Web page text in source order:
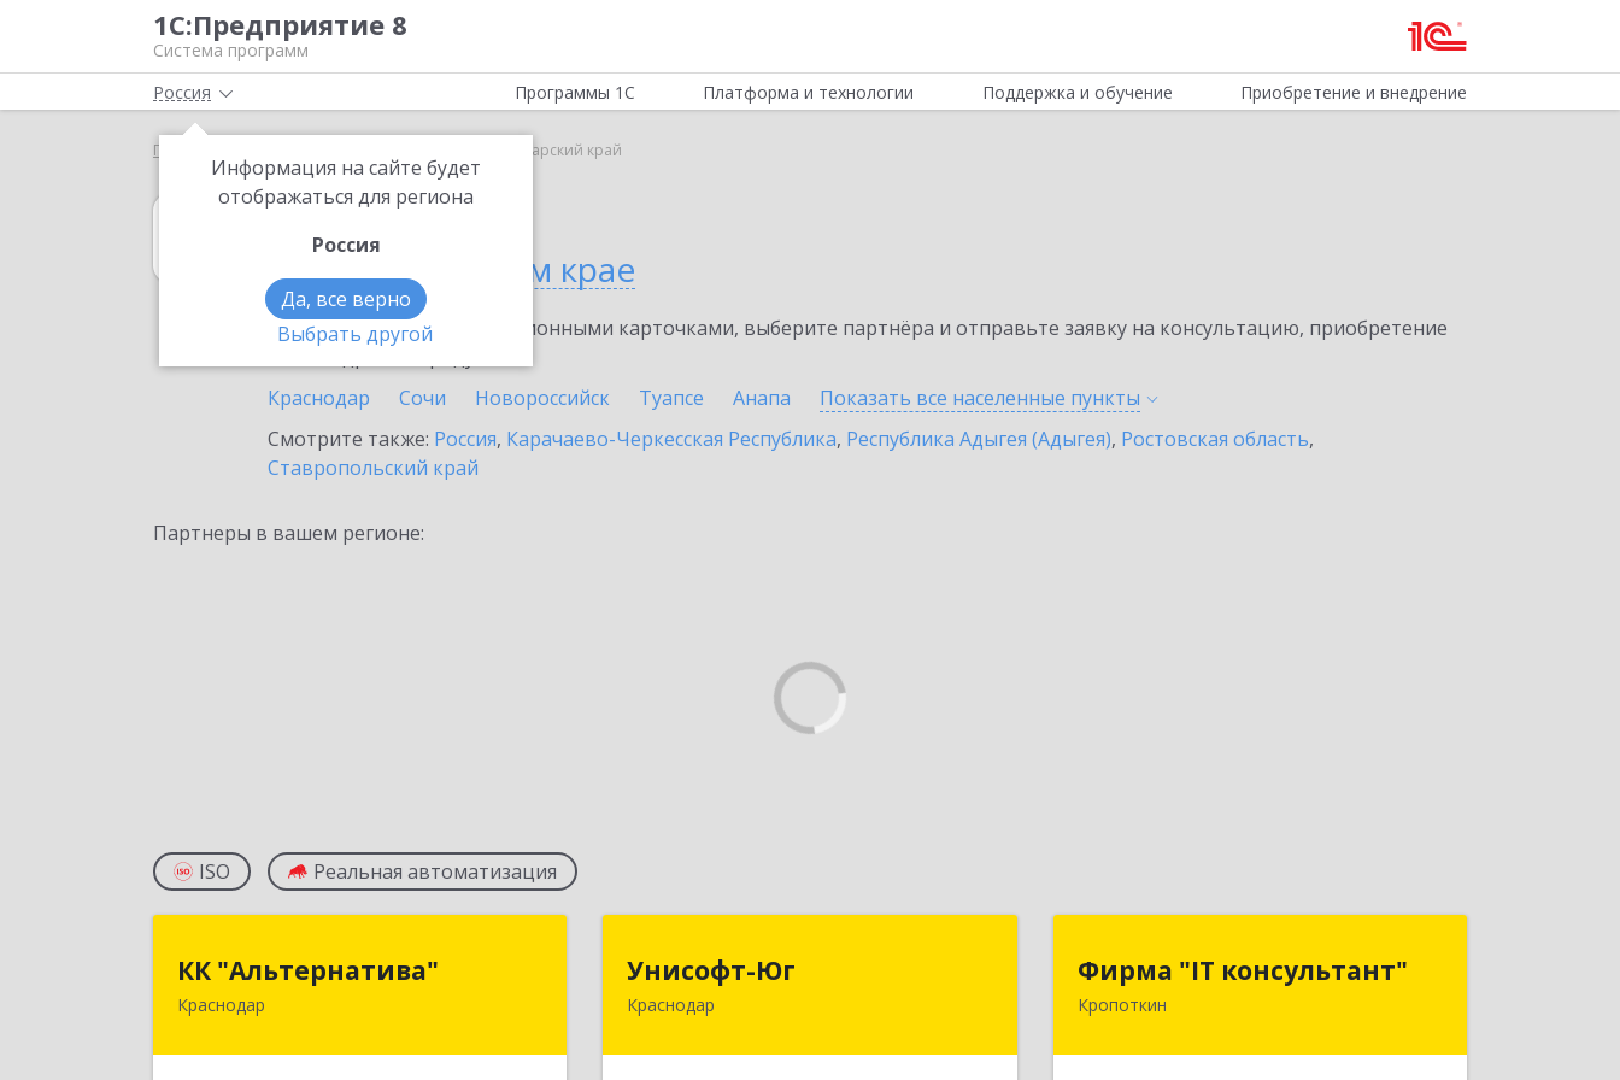
1С:Предприятие 8
Система программ
Россия
Информация на сайте будет
отображаться для региона
Россия
Да, все верно
Выбрать другой
Программы 1С Платформа и технологии Поддержка и обучение Приобретение и внедрение
Главная Краснодарский край
1С:Касса
в Краснодарском крае
Ознакомьтесь с информационными карточками, выберите партнёра и отправьте заявку на консультацию, приобретение
Краснодар
Сочи Новороссийск Туапсе Анапа Показать все населенные пункты
Смотрите также: Россия, Карачаево-Черкесская Республика, Республика Адыгея (Адыгея), Ростовская область,
Ставропольский край
Партнеры в вашем регионе:
ISO Реальная автоматизация
КК "Альтернатива"
Краснодар
Унисофт-Юг
Краснодар
Фирма "IT консультант"
Кропоткин